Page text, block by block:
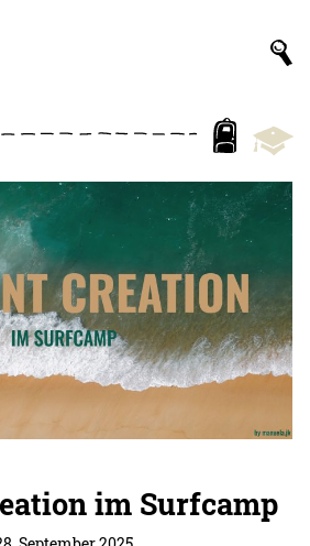
im Surfcamp